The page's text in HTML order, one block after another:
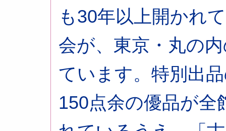
も30年以上開かれ
会が、東京・丸の
ています。特別出
150点余の優品が全